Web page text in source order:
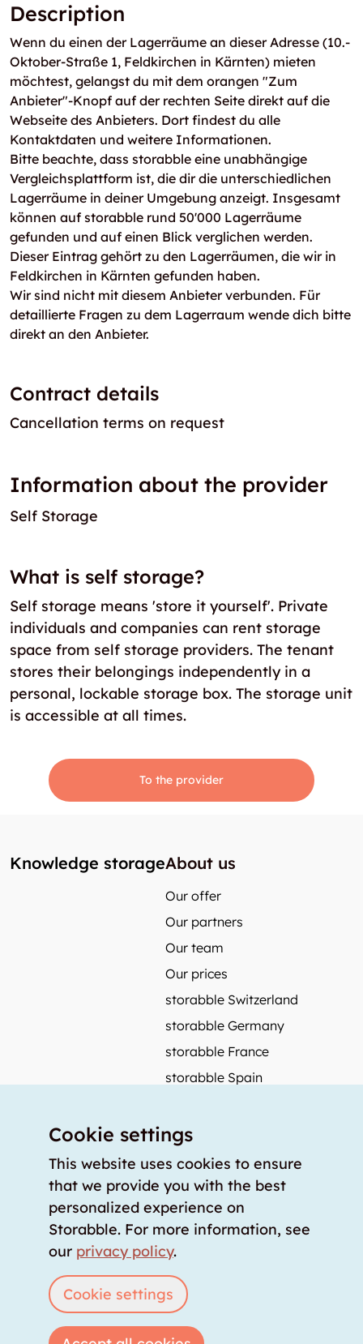
Description
Wenn du einen der Lagerräume an dieser Adresse (10.-
Oktober-Straße 1, Feldkirchen in Kärnten) mieten
möchtest, gelangst du mit dem orangen "Zum
Anbieter"-Knopf auf der rechten Seite direkt auf die
Webseite des Anbieters. Dort findest du alle
Kontaktdaten und weitere Informationen.
Bitte beachte, dass storabble eine unabhängige
Vergleichsplattform ist, die dir die unterschiedlichen
Lagerräume in deiner Umgebung anzeigt. Insgesamt
können auf storabble rund 50'000 Lagerräume
gefunden und auf einen Blick verglichen werden.
Dieser Eintrag gehört zu den Lagerräumen, die wir in
Feldkirchen in Kärnten gefunden haben.
Wir sind nicht mit diesem Anbieter verbunden. Für
detaillierte Fragen zu dem Lagerraum wende dich bitte
direkt an den Anbieter.
Contract details
Cancellation terms on request
Information about the provider
Self Storage
What is self storage?
Self storage means 'store it yourself'. Private
individuals and companies can rent storage
space from self storage providers. The tenant
stores their belongings independently in a
personal, lockable storage box. The storage unit
is accessible at all times.
To the provider
Knowledge storageAbout us
Our offer
Our partners
Our team
Our prices
storabble Switzerland
storabble Germany
storabble France
storabble Spain
Press coverage
How to calculate the size of a storage room?
How much does a storage room cost?
For storage providers
Login List storage room
Cookie settings
This website uses cookies to ensure
that we provide you with the best
personalized experience on
Storabble. For more information, see
our privacy policy.
Cookie settings